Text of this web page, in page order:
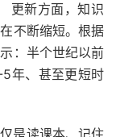
更新方面，知识
不断缩短。根据
：半个世纪以前
年、甚至更短时